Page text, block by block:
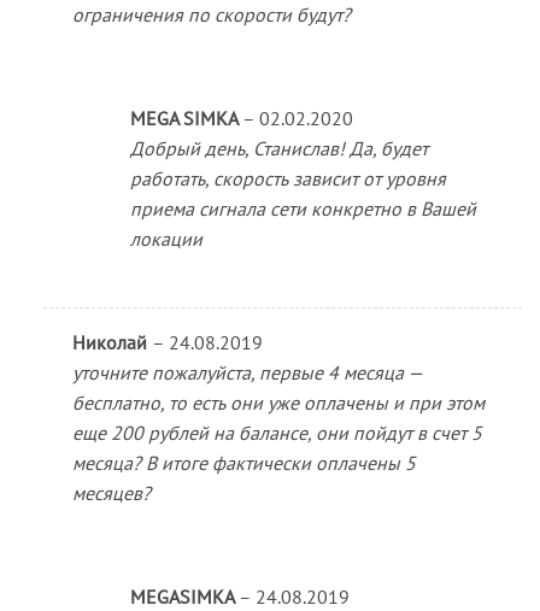
ограничения по скорости будут?
MEGA SIMKA – 02.02.2020
Добрый день, Станислав! Да, будет
работать, скорость зависит от уровня
приема сигнала сети конкретно в Вашей
локации
Николай – 24.08.2019
уточните пожалуйста, первые 4 месяца —
бесплатно, то есть они уже оплачены и при этом
еще 200 рублей на балансе, они пойдут в счет 5
месяца? В итоге фактически оплачены 5
месяцев?
MEGASIMKA – 24.08.2019